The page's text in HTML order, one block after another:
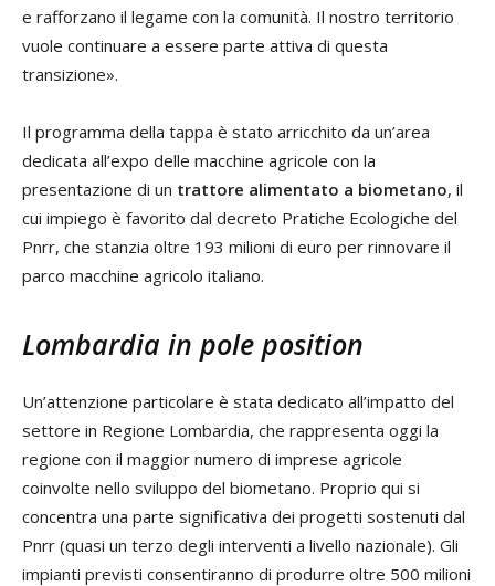
e rafforzano il legame con la comunità. Il nostro territorio
vuole continuare a essere parte attiva di questa
transizione».
Il programma della tappa è stato arricchito da un’area
dedicata all’expo delle macchine agricole con la
presentazione di un trattore alimentato a biometano, il
cui impiego è favorito dal decreto Pratiche Ecologiche del
Pnrr, che stanzia oltre 193 milioni di euro per rinnovare il
parco macchine agricolo italiano.
Lombardia in pole position
Un’attenzione particolare è stata dedicato all’impatto del
settore in Regione Lombardia, che rappresenta oggi la
regione con il maggior numero di imprese agricole
coinvolte nello sviluppo del biometano. Proprio qui si
concentra una parte significativa dei progetti sostenuti dal
Pnrr (quasi un terzo degli interventi a livello nazionale). Gli
impianti previsti consentiranno di produrre oltre 500 milioni